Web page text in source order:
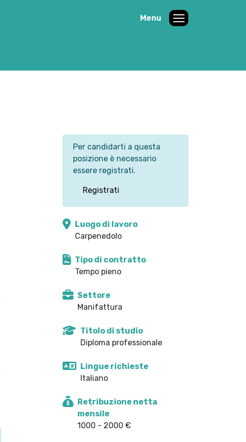
Menu
Per candidarti a questa
posizione è necessario
essere registrati.
Registrati
Luogo di lavoro
Carpenedolo
Tipo di contratto
Tempo pieno
Settore
Manifattura
Titolo di studio
Diploma professionale
Lingue richieste
Italiano
Retribuzione netta
mensile
1000 - 2000 €